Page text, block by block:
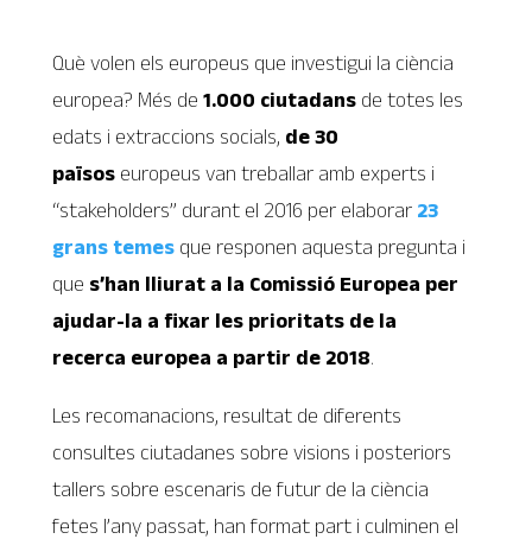
Què volen els europeus que investigui la ciència
europea? Més de1.000 ciutadans de totes les
edats i extraccions socials, de 30
països europeus van treballar amb experts i
“stakeholders” durant el 2016 per elaborar 23
grans temes que responen aquesta pregunta i
que s’han lliurat a la Comissió Europea per
ajudar-la a fixar les prioritats de la
recerca europea a partir de 2018.
Les recomanacions, resultat de diferents
consultes ciutadanes sobre visions i posteriors
tallers sobre escenaris de futur de la ciència
fetes l’any passat, han format part i culminen el